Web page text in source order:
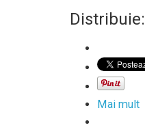
Distribuie:
Mai mult